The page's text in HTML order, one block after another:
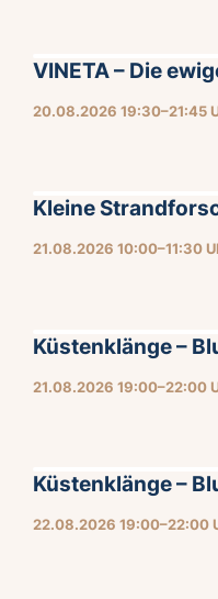
20.08.2026 19:30–21:45
VINETA – Die
21.08.2026 10:00–11:30
Kleine
21.08.2026 19:00–22:00
Küstenklänge –
22.08.2026 19:00–22:00
Küstenklänge –